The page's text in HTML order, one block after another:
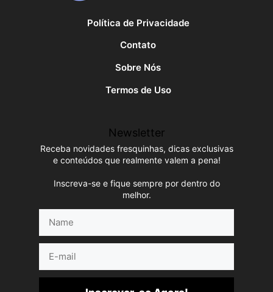
Política de Privacidade
Contato
Sobre Nós
Termos de Uso
Newsletter
Receba novidades fresquinhas, dicas exclusivas
e conteúdos que realmente valem a pena!
Inscreva-se e fique sempre por dentro do
melhor.
mail